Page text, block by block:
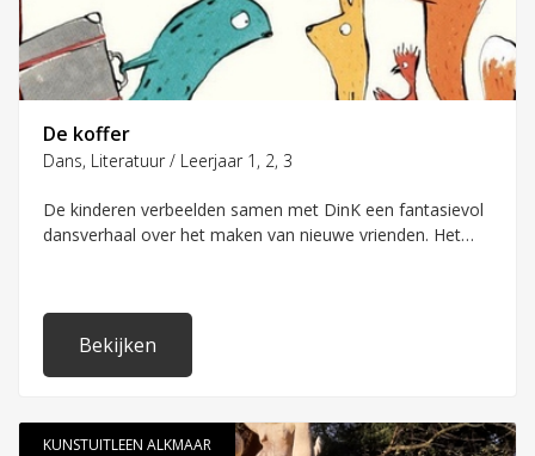
De koffer
Dans, Literatuur / Leerjaar 1, 2, 3
De kinderen verbeelden samen met DinK een fantasievol
dansverhaal over het maken van nieuwe vrienden. Het
Bekijken
KUNSTUITLEEN ALKMAAR